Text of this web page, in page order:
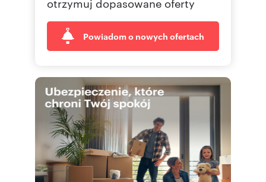
Powiadom o nowych ofertach